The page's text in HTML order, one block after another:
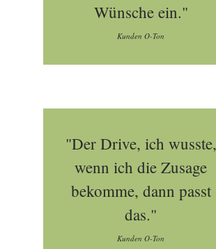
Wünsche ein."
Kunden O-Ton
"Der Drive, ich wusste,
wenn ich die Zusage
bekomme, dann passt
das."
Kunden O-Ton